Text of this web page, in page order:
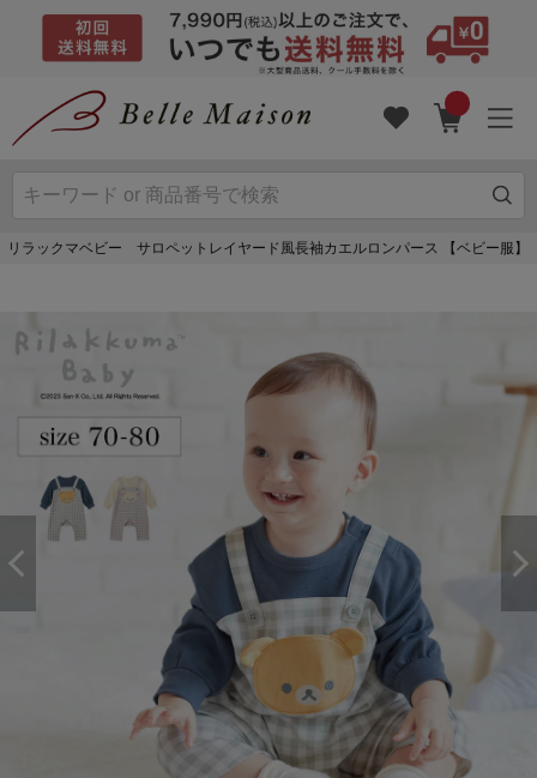
リラックマベビー サロペットレイヤード風長袖カエルロンパース 【ベビー服】